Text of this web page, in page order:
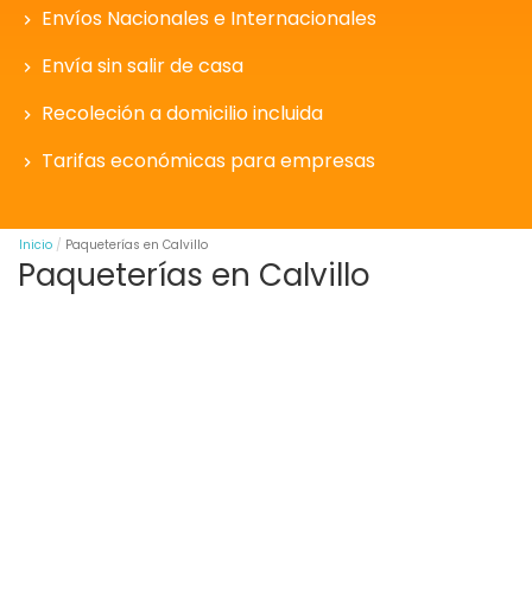
Envíos Nacionales e Internacionales
Envía sin salir de casa
Recoleción a domicilio incluida
Tarifas económicas para empresas
Inicio Paqueterías en Calvillo
Paqueterías en Calvillo